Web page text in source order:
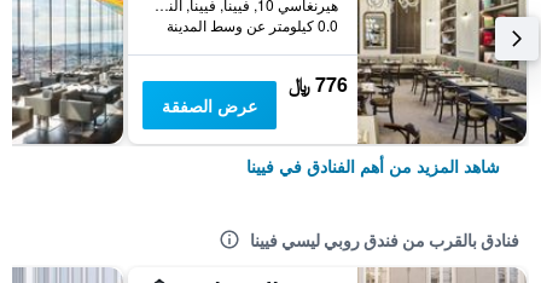
هيرنغاسي 10, فيينا, فيينا, النمسا
0.0 كيلومتر عن وسط المدينة
776 ﷼
عرض الصفقة
شاهد المزيد من أهم الفنادق في فيينا
فنادق بالقرب من فندق روبي ليسي فيينا